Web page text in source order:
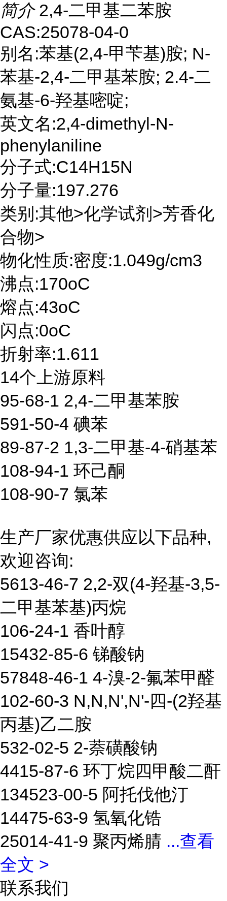
简介 2,4-二甲基二苯胺
CAS:25078-04-0
别名:苯基(2,4-甲苄基)胺; N-
苯基-2,4-二甲基苯胺; 2.4-二
氨基-6-羟基嘧啶;
英文名:2,4-dimethyl-N-
phenylaniline
分子式:C14H15N
分子量:197.276
类别:其他>化学试剂>芳香化
合物>
物化性质:密度:1.049g/cm3
沸点:170oC
熔点:43oC
闪点:0oC
折射率:1.611
14个上游原料
95-68-1 2,4-二甲基苯胺
591-50-4 碘苯
89-87-2 1,3-二甲基-4-硝基苯
108-94-1 环己酮
108-90-7 氯苯
生产厂家优惠供应以下品种,
欢迎咨询:
5613-46-7 2,2-双(4-羟基-3,5-
二甲基苯基)丙烷
106-24-1 香叶醇
15432-85-6 锑酸钠
57848-46-1 4-溴-2-氟苯甲醛
102-60-3 N,N,N',N'-四-(2羟基
丙基)乙二胺
532-02-5 2-萘磺酸钠
4415-87-6 环丁烷四甲酸二酐
134523-00-5 阿托伐他汀
14475-63-9 氢氧化锆
25014-41-9 聚丙烯腈 ...查看
全文 >
联系我们